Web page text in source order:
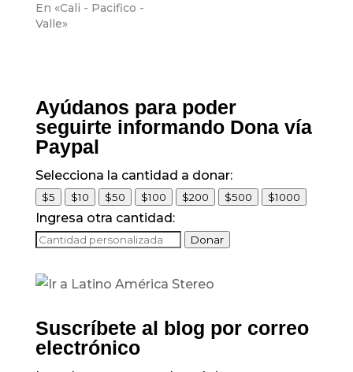
anunció EMCALI
En «Cali - Pacifico -
Valle»
Ayúdanos para poder
seguirte informando Dona vía
Paypal
Selecciona la cantidad a donar:
$5 $10 $50 $100 $200 $500 $1000
Ingresa otra cantidad:
Donar
Suscríbete al blog por correo
electrónico